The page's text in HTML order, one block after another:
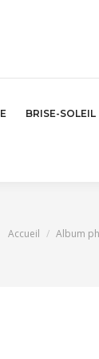
BRISE-SOLEIL
Vous êtes ici :
Accueil Album